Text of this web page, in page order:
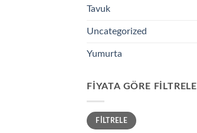
Tavuk
Uncategorized
Yumurta
FIYATA GÖRE FILTRELE
En
düşük
fiyat
En
yüksek
fiyat
FILTRELE